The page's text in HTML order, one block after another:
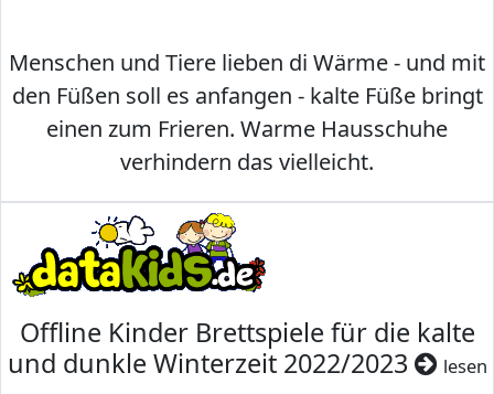
Menschen und Tiere lieben di Wärme - und mit
den Füßen soll es anfangen - kalte Füße bringt
einen zum Frieren. Warme Hausschuhe
verhindern das vielleicht.
Offline Kinder Brettspiele für die kalte
und dunkle Winterzeit 2022/2023
lesen